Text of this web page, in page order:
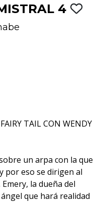
4
TAIL CON WENDY
un arpa con la que
por eso se dirigen al
la dueña del
que hará realidad